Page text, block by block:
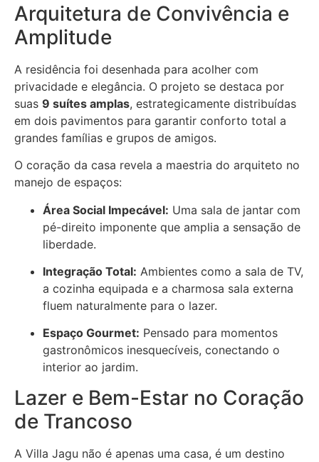
Arquitetura de Convivência e
Amplitude
A residência foi desenhada para acolher com
privacidade e elegância. O projeto se destaca por
suas 9 suítes amplas, estrategicamente distribuídas
em dois pavimentos para garantir conforto total a
grandes famílias e grupos de amigos.
O coração da casa revela a maestria do arquiteto no
manejo de espaços:
Área Social Impecável: Uma sala de jantar com
pé-direito imponente que amplia a sensação de
liberdade.
Integração Total: Ambientes como a sala de TV,
a cozinha equipada e a charmosa sala externa
fluem naturalmente para o lazer.
Espaço Gourmet: Pensado para momentos
gastronômicos inesquecíveis, conectando o
interior ao jardim.
Lazer e Bem-Estar no Coração
de Trancoso
A Villa Jagu não é apenas uma casa, é um destino